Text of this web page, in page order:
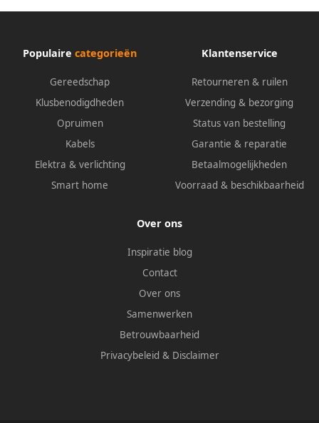
Populaire categorieën
Gereedschap
Klusbenodigdheden
Opruimen
Kabels
Elektra & verlichting
Smart home
Klantenservice
Retourneren & ruilen
Verzending & bezorging
Status van bestelling
Garantie & reparatie
Betaalmogelijkheden
Voorraad & beschikbaarheid
Over ons
Inspiratie blog
Contact
Over ons
Samenwerken
Betrouwbaarheid
Privacybeleid & Disclaimer